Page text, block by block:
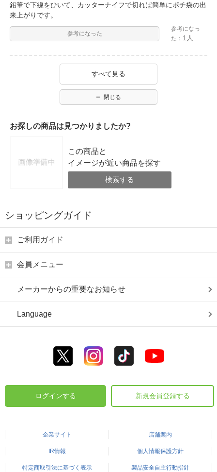
鉛筆で下線をひいて、カッターナイフで切れば簡単にポチ袋の出
来上がりです。
参考になった
参考になっ
た： 1人
すべて見る
閉じる
お探しの商品は見つかりましたか?
この商品と
イメージが近い商品を探す
検索する
ショッピングガイド
ご利用ガイド
会員メニュー
メーカーからの重要なお知らせ
Language
ログインする 新規会員登録する
企業サイト 店舗案内
IR情報 個人情報保護方針
特定商取引法に基づく表示 製品安全自主行動指針